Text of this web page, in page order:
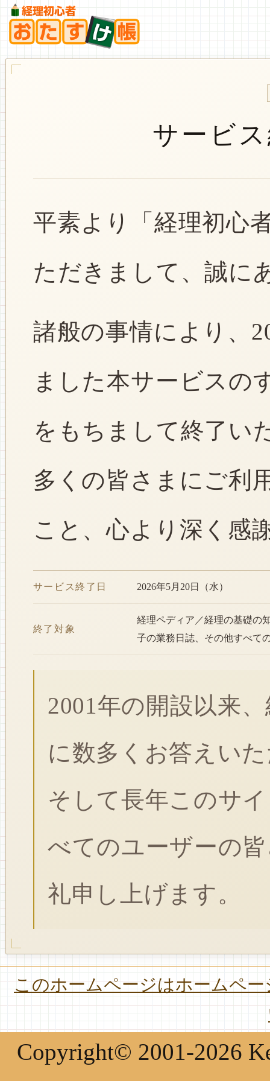
サービ
平素より「経理初心
ただきまして、誠に
諸般の事情により、
ました本サービスの
をもちまして終了い
多くの皆さまにご利
こと、心より深く感
サービス終了日 2026年5月20日（水）
終了対象
経理ペディア／経理の基礎の
子の業務日誌、その他すべて
2001年の開設以来
に数多くお答えい
そして長年このサ
べてのユーザーの
礼申し上げます。
このホームページはホームペ
Copyright© 2001-2026